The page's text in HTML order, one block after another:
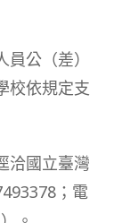
公（差）
校依規定支
洽國立臺灣
；電